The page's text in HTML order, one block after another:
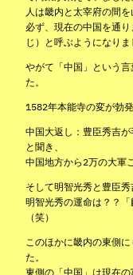
人は畿内と太宰府の間
必ず、現在の中国を通
じ）と呼ぶようになりま
やがて「中国」という
た。
1582年本能寺の変が勃
中国大返し：豊臣秀吉
と聞き、
中国地方から2万の大軍
そして明智光秀と豊臣秀
明智光秀の運命は？？
（笑）
このほかに畿内の東側
た。
東側の「中国」は現在